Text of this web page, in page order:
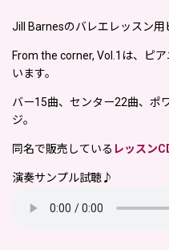
Jill Barnesのバレエレッスン用
From the corner, Vol.1は、ピ
います。
バー15曲、センター22曲、ポ
ジ。
同名で販売している レッスン
演奏サンプル試聴♪